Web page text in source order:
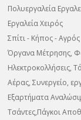
Πολυεργαλεία
Εργαλεία Χειρός
Σπίτι - Κήπος - Αγρός
Όργανα Μέτρησης,
Ηλεκτροκολλήσεις,
Αέρας, Συνεργείο,
Εξαρτήματα
Τσάντες,Πάγκοι